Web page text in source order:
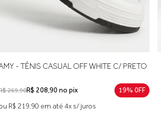
- TÊNIS CASUAL AREIA C/ VERDE
269,90R$ 208,90 no pix
19% 0FF
R$ 219,90 em até 4x s/ juros